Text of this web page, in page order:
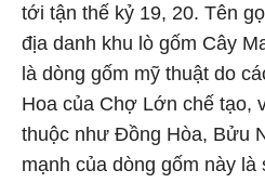
tới tận thế kỷ 19, 20. Tên
địa danh khu lò gốm Cây
là dòng gốm mỹ thuật do
Hoa của Chợ Lớn chế tạo,
thuộc như Đồng Hòa, Bửu
mạnh của dòng gốm này